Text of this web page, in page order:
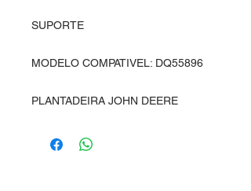
SUPORTE
MODELO COMPATIVEL: DQ55896
PLANTADEIRA JOHN DEERE